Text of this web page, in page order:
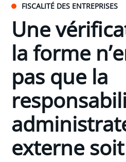
FISCALITÉ DES ENTREPRISES
Une
la forme
pas que la
externe